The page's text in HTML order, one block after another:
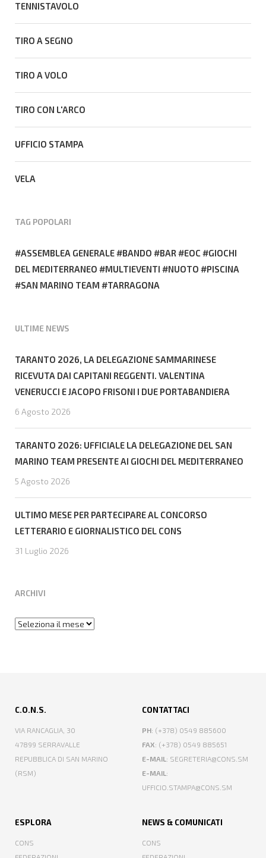
TENNISTAVOLO
TIRO A SEGNO
TIRO A VOLO
TIRO CON L'ARCO
UFFICIO STAMPA
VELA
TAG POPOLARI
ASSEMBLEA GENERALE BANDO BAR EOC
GIOCHI
DEL MEDITERRANEO
MULTIEVENTI NUOTO
PISCINA
SAN MARINO TEAM
TARRAGONA
ULTIME NEWS
TARANTO 2026, LA DELEGAZIONE SAMMARINESE
RICEVUTA DAI CAPITANI REGGENTI. VALENTINA
VENERUCCI E JACOPO FRISONI I DUE PORTABANDIERA
6 Agosto 2026
TARANTO 2026: UFFICIALE LA DELEGAZIONE DEL SAN
MARINO TEAM PRESENTE AI GIOCHI DEL MEDITERRANEO
5 Agosto 2026
ULTIMO MESE PER PARTECIPARE AL CONCORSO
LETTERARIO E GIORNALISTICO DEL CONS
31 Luglio 2026
ARCHIVI
Archivi
C.O.N.S.
VIA RANCAGLIA, 30
47899 SERRAVALLE
REPUBBLICA DI SAN MARINO
(RSM)
CONTATTACI
PH: (+378) 0549 885600
FAX: (+378) 0549 885651
E-MAIL: SEGRETERIA@CONS.SM
E-MAIL:
UFFICIO.STAMPA@CONS.SM
ESPLORA
CONS
NEWS & COMUNICATI
CONS